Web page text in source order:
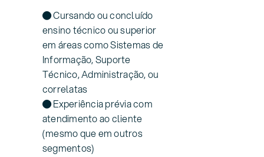
● Cursando ou concluído
ensino técnico ou superior
em áreas como Sistemas de
Informação, Suporte
Técnico, Administração, ou
correlatas
● Experiência prévia com
atendimento ao cliente
(mesmo que em outros
segmentos)